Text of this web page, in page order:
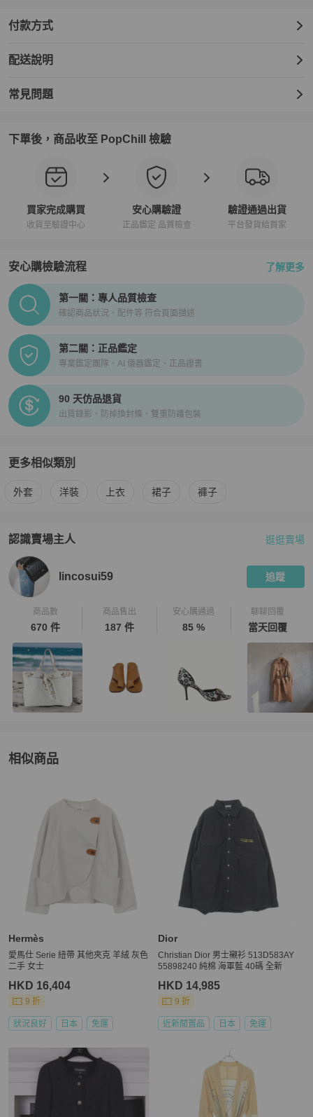
付款方式
配送說明
常見問題
下單後，商品收至 PopChill 檢驗
買家完成購買
收貨至驗證中心
安心購驗證
正品鑑定 品質檢查
驗證通過出貨
平台發貨給買家
安心購檢驗流程 了解更多
PopChill拍拍圈正品驗證、安心購檢驗流程介紹
第一關：專人品質檢查
確認商品狀況、配件等 符合頁面描述
第二關：正品鑑定
專業鑑定團隊、AI 儀器鑑定、正品證書
90 天仿品退貨
出貨錄影、防掉換封條、雙重防護包裝
更多相似類別
更多 女裝 相似商品推薦
外套 洋裝 上衣 裙子 褲子
認識賣場主人
PopChill 拍拍圈嚴選賣家
逛逛賣場
lincosui59 追蹤
商品數
670 件
商品售出
187 件
安心購通過
85 %
聊聊回覆
當天回覆
相似商品
Hermès
愛馬仕 Serie 紐帶 其他夾克 羊絨 灰色
二手 女士
HKD 16,404
9 折
狀況良好 日本 免運
Dior
Christian Dior 男士襯衫 513D583AY
55898240 純棉 海軍藍 40碼 全新
HKD 14,985
9 折
近新閒置品 日本 免運